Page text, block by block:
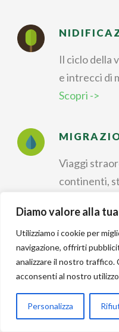
Diamo valore alla
Utilizziamo i cookie per
navigazione, offrirti
analizzare il nostro traffico.
acconsenti al nostro
Personalizza
Il ciclo della
e intrecci di
Scopri ->
Viaggi
continenti,
Riconoscere
incontro